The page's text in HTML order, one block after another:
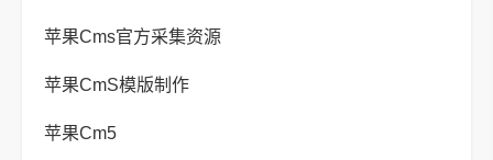
苹果Cms官方采集资源
苹果CmS模版制作
苹果Cm5